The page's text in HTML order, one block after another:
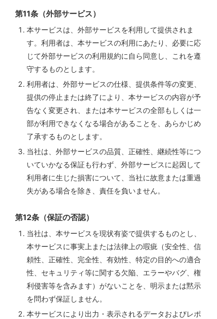
第11条（外部サービス）
本サービスは、外部サービスを利用して提供されま
す。利用者は、本サービスの利用にあたり、必要に応
じて外部サービスの利用規約に自ら同意し、これを遵
守するものとします。
利用者は、外部サービスの仕様、提供条件等の変更、
提供の停止または終了により、本サービスの内容が予
告なく変更され、または本サービスの全部もしくは一
部が利用できなくなる場合があることを、あらかじめ
了承するものとします。
当社は、外部サービスの品質、正確性、継続性等につ
いていかなる保証も行わず、外部サービスに起因して
利用者に生じた損害について、当社に故意または重過
失がある場合を除き、責任を負いません。
第12条（保証の否認）
当社は、本サービスを現状有姿で提供するものとし、
本サービスに事実上または法律上の瑕疵（安全性、信
頼性、正確性、完全性、有効性、特定の目的への適合
性、セキュリティ等に関する欠陥、エラーやバグ、権
利侵害等を含みます）がないことを、明示または黙示
を問わず保証しません。
本サービスにより出力・表示されるデータおよびレポ